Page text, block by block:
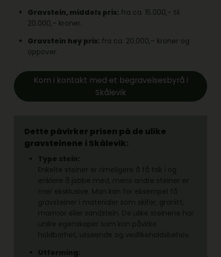
Gravstein, middels pris: fra ca. 15.000,– til
20.000,– kroner.
Gravstein høy pris: fra ca. 20.000,– kroner og
oppover.
Kom i kontakt med et begravelsesbyrå i
Skålevik
Dette påvirker prisen på de ulike
gravsteinene i Skålevik: